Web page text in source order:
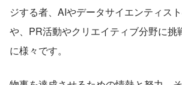
ジする者、AIやデータサイエンティス
や、PR活動やクリエイティブ分野に挑
に様々です。